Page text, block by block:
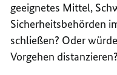
geeignetes Mittel,
Sicherheitsbehörden
schließen? Oder
Vorgehen distanzieren?